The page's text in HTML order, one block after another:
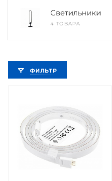
Светильники
4 ТОВАРА
ФИЛЬТР